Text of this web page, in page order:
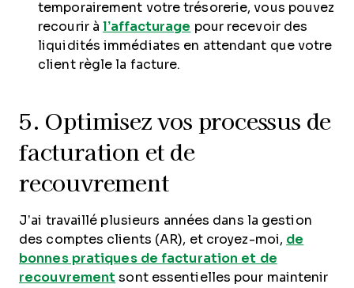
temporairement votre trésorerie, vous pouvez
recourir àl’affacturage pour recevoir des
liquidités immédiates en attendant que votre
client règle la facture.
5. Optimisez vos processus de
facturation et de
recouvrement
J’ai travaillé plusieurs années dans la gestion
des comptes clients (AR), et croyez-moi, de
bonnes pratiques de facturation et de
recouvrement sont essentielles pour maintenir